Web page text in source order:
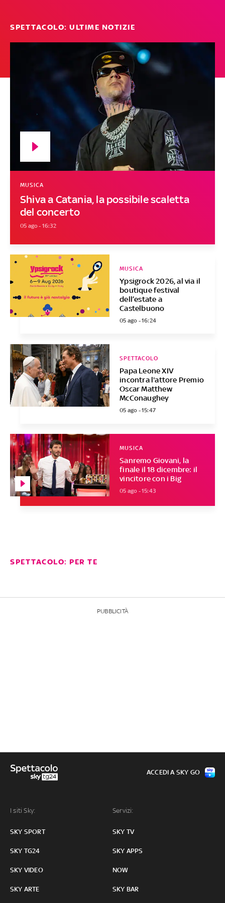
SPETTACOLO: ULTIME NOTIZIE
Shiva a Catania, la possibile scaletta
del concerto
MUSICA
05 ago - 16:32
Ypsigrock 2026, al via il
boutique festival
dell’estate a
Castelbuono
MUSICA
05 ago - 16:24
Papa Leone XIV
incontra l'attore Premio
Oscar Matthew
McConaughey
SPETTACOLO
05 ago - 15:47
Sanremo Giovani, la
finale il 18 dicembre: il
vincitore con i Big
MUSICA
05 ago - 15:43
SPETTACOLO: PER TE
PUBBLICITÀ
I siti Sky:
SKY SPORT
SKY TG24
SKY VIDEO
SKY ARTE
Servizi:
SKY TV
SKY APPS
NOW
SKY BAR
ACCEDI A SKY GO